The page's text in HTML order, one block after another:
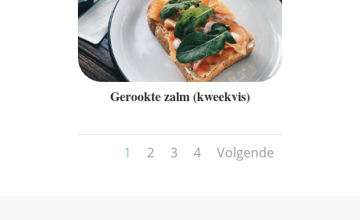
Gerookte zalm (kweekvis)
1 2 3 4 Volgende